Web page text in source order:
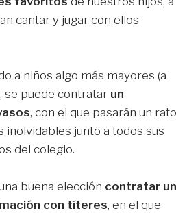
cantar y jugar con ellos
a niños algo más mayores (a
se puede contratar un
, con el que pasarán un rato
inolvidables junto a todos sus
del colegio.
buena elección contratar un
con títeres, en el que